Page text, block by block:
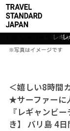
イン
＜嬉しい8時間
★サーファーに
『レギャンビ
き】 バリ島 4
レギャ
レギ
※写真はイメージです
※写真はイメージです